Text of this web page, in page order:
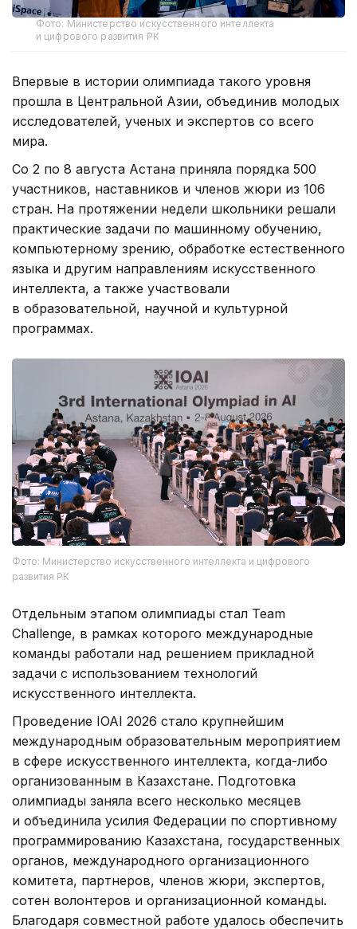
Фото: Министерство искусственного интеллекта
и цифрового развития РК
Впервые в истории олимпиада такого уровня
прошла в Центральной Азии, объединив молодых
исследователей, ученых и экспертов со всего
мира.
Со 2 по 8 августа Астана приняла порядка 500
участников, наставников и членов жюри из 106
стран. На протяжении недели школьники решали
практические задачи по машинному обучению,
компьютерному зрению, обработке естественного
языка и другим направлениям искусственного
интеллекта, а также участвовали
в образовательной, научной и культурной
программах.
Фото: Министерство искусственного интеллекта и цифрового
развития РК
Отдельным этапом олимпиады стал Team
Challenge, в рамках которого международные
команды работали над решением прикладной
задачи с использованием технологий
искусственного интеллекта.
Проведение IOAI 2026 стало крупнейшим
международным образовательным мероприятием
в сфере искусственного интеллекта, когда-либо
организованным в Казахстане. Подготовка
олимпиады заняла всего несколько месяцев
и объединила усилия Федерации по спортивному
программированию Казахстана, государственных
органов, международного организационного
комитета, партнеров, членов жюри, экспертов,
сотен волонтеров и организационной команды.
Благодаря совместной работе удалось обеспечить